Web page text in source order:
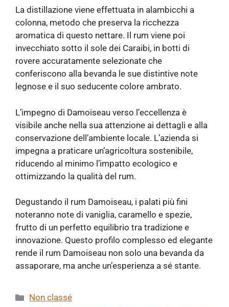
La distillazione viene effettuata in alambicchi a
colonna, metodo che preserva la ricchezza
aromatica di questo nettare. Il rum viene poi
invecchiato sotto il sole dei Caraibi, in botti di
rovere accuratamente selezionate che
conferiscono alla bevanda le sue distintive note
legnose e il suo seducente colore ambrato.
L’impegno di Damoiseau verso l’eccellenza è
visibile anche nella sua attenzione ai dettagli e alla
conservazione dell’ambiente locale. L’azienda si
impegna a praticare un’agricoltura sostenibile,
riducendo al minimo l’impatto ecologico e
ottimizzando la qualità del rum.
Degustando il rum Damoiseau, i palati più fini
noteranno note di vaniglia, caramello e spezie,
frutto di un perfetto equilibrio tra tradizione e
innovazione. Questo profilo complesso ed elegante
rende il rum Damoiseau non solo una bevanda da
assaporare, ma anche un’esperienza a sé stante.
Categorie
Non classé